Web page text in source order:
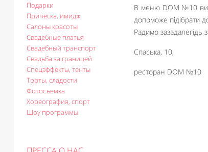
Подарки
Прическа, имидж
Салоны красоты
Свадебные платья
Свадебный транспорт
Свадьба за границей
Спецэффекты, тенты
Торты, сладости
Фотосъемка
Хореография, спорт
Шоу программы
В меню DOM №10 ви
допоможе підібрати
Радимо
Спаська, 10,
ресторан DOM №10